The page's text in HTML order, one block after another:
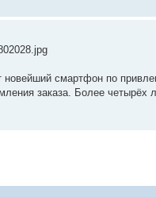
новейший смартфон по
заказа. Более четырёх